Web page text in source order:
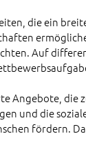
die ein
Auf
Angebote, die
und die
fördern.